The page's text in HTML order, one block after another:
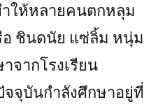
ให้หลายคนตกหลุม
ชินดนัย แซ่ลิ้ม หนุ่ม
จากโรงเรียน
จจุบันกำลังศึกษาอยู่ที่